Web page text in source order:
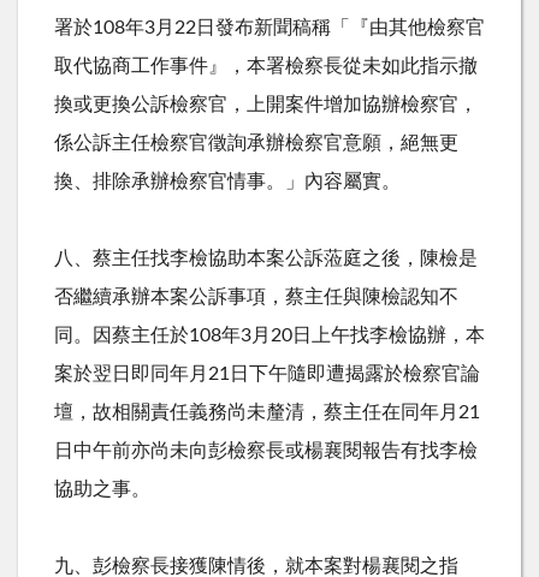
署於108年3月 22 日發布新聞稿稱「『由其他檢察官
取代協商工作事件』，本署檢察長從未如此指示撤
換或更換公訴檢察官，上開案件增加協辦檢察官，
係公訴主任檢察官徵詢承辦檢察官意願，絕無更
換、排除承辦檢察官情事。」內容屬實。
八、蔡主任找李檢協助本案公訴蒞庭之後，陳檢是
否繼續承辦本案公訴事項，蔡主任與陳檢認知不
同。因蔡主任於108年3月 20日上午找李檢協辦，本
案於翌日即同年月 21 日下午隨即遭揭露於檢察官論
壇，故相關責任義務尚未釐清，蔡主任在同年月 21
日中午前亦尚未向彭檢察長或楊襄閱報告有找李檢
協助之事。
九、彭檢察長接獲陳情後，就本案對楊襄閱之指